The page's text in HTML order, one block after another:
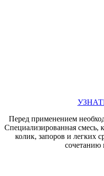
Перед применением
Cпециализированная смесь,
колик, запоров и легких
сочетанию